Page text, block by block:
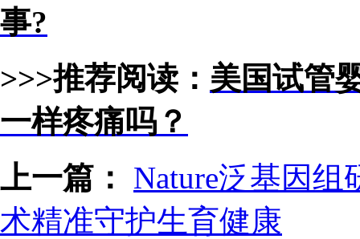
事?
>>>推荐阅读： 美国试管
一样疼痛吗？
上一篇：
Nature泛基因
术精准守护生育健康